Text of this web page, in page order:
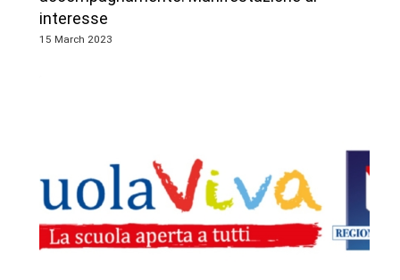
interesse
15 March 2023